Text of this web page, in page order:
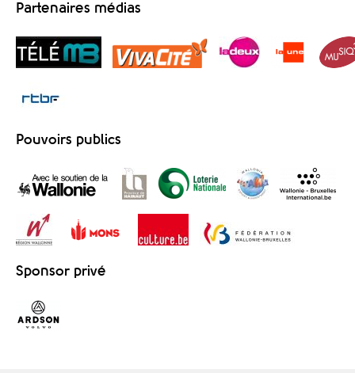
Partenaires médias
Pouvoirs publics
Sponsor privé